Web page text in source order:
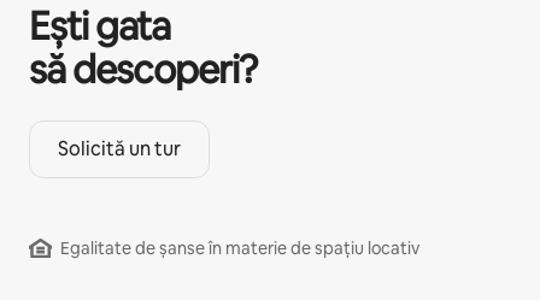
Ești gata
să descoperi?
Solicită un tur
Egalitate de șanse în materie de spațiu locativ